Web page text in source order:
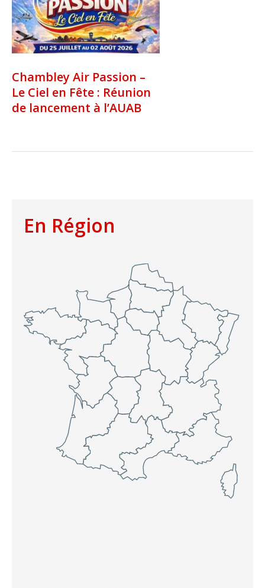
Chambley Air Passion –
Le Ciel en Fête : Réunion
de lancement à l’AUAB
En Région